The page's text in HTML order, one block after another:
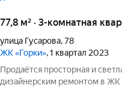
77,8 м² · 3-комнатная
улица Гусарова,78
ЖК «Горки», 1 квартал 2023
Продаётся просторная и
дизайнерским ремонтом в ЖК